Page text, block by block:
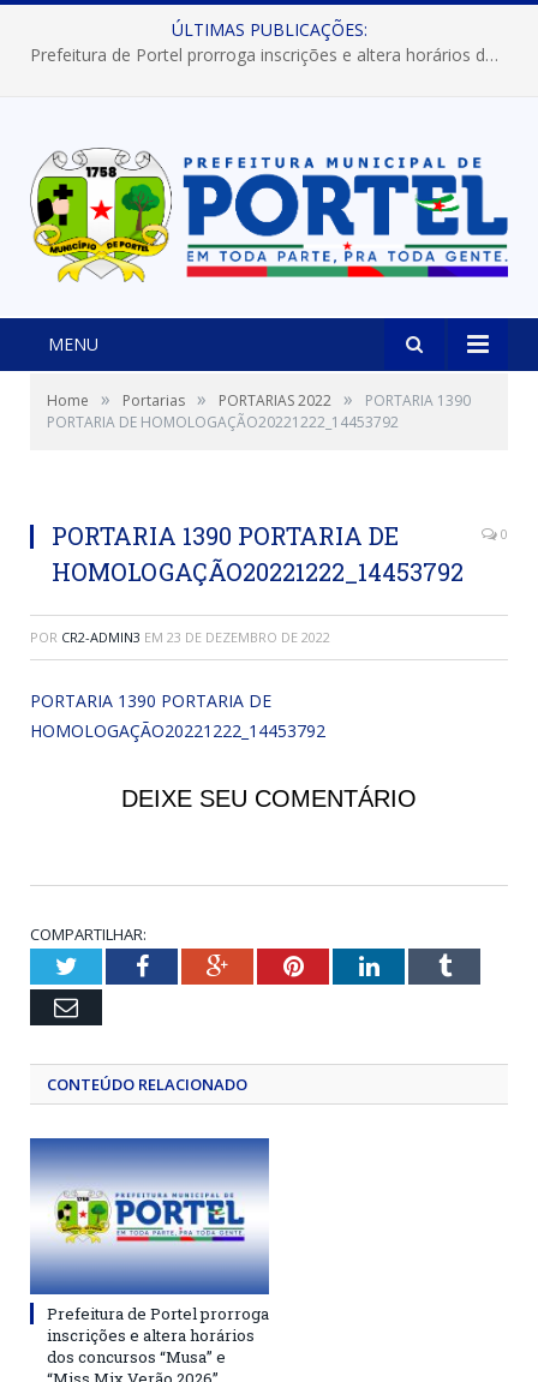
ÚLTIMAS PUBLICAÇÕES:
Prefeitura de Portel prorroga inscrições e altera horários dos concursos “Musa” e “Miss Mix Verão 2026”
MENU
Home » Portarias » PORTARIAS 2022 »
PORTARIA 1390
PORTARIA DE HOMOLOGAÇÃO20221222_14453792
PORTARIA 1390 PORTARIA DE
HOMOLOGAÇÃO20221222_14453792
0
POR CR2-ADMIN3 EM 23 DE DEZEMBRO DE 2022
PORTARIA 1390 PORTARIA DE
HOMOLOGAÇÃO20221222_14453792
DEIXE SEU COMENTÁRIO
COMPARTILHAR:
TwitterFacebookGoogle+PinterestLinkedInTumblr
Email
CONTEÚDO RELACIONADO
Prefeitura de Portel prorroga
inscrições e altera horários
dos concursos “Musa” e